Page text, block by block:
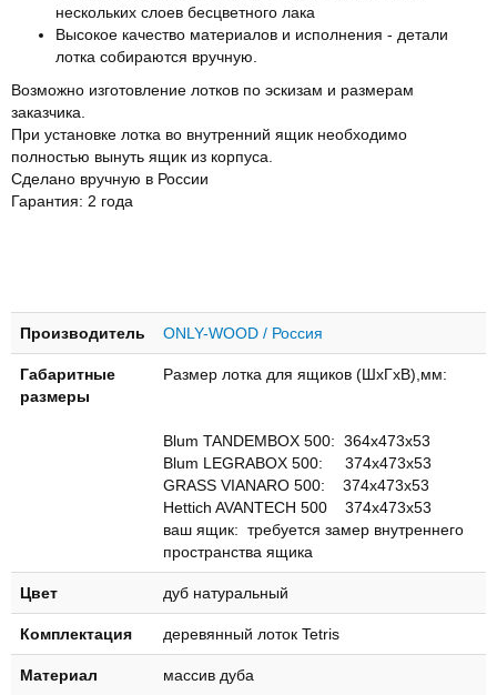
нескольких слоев бесцветного лака
Высокое качество материалов и исполнения - детали
лотка собираются вручную.
Возможно изготовление лотков по эскизам и размерам
заказчика.
При установке лотка во внутренний ящик необходимо
полностью вынуть ящик из корпуса.
Сделано вручную в России
Гарантия: 2 года
Производитель ONLY-WOOD / Россия
Габаритные
размеры
Размер лотка для ящиков (ШхГхВ),мм:
Blum TANDEMBOX 500: 364х473х53
Blum LEGRABOX 500: 374х473х53
GRASS VIANARO 500: 374х473х53
Hettich AVANTECH 500 374х473х53
ваш ящик: требуется замер внутреннего
пространства ящика
Цвет дуб натуральный
Комплектация деревянный лоток Tetris
Материал массив дуба